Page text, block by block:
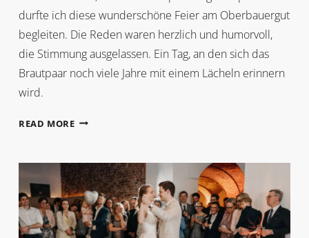
durfte ich diese wunderschöne Feier am Oberbauergut
begleiten. Die Reden waren herzlich und humorvoll,
die Stimmung ausgelassen. Ein Tag, an den sich das
Brautpaar noch viele Jahre mit einem Lächeln erinnern
wird.
READ MOREFRÜHLINGSHOCHZEIT
GARTEN